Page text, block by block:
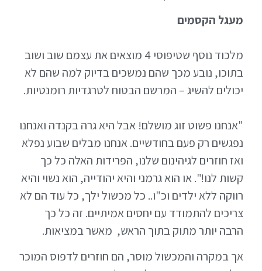
מעגל הקסמים
מלכוד נוסף שטיפוסי 4 מוצאים את עצמם שוב ושוב
בתוכו, נובע מכך שהם נמשכים בדיוק למה שהם לא
יכולים להשיג – המרשם הבטוח לטרגדיות רומנטיות.
"אנחנו פשוט זוג מושלם! אבל היא גרה בקנדה ואנחנו
נפגשים רק פעם בחודשיים. אנחנו מבלים שבוע נפלא
ואז חוזרים לגיהינום שלנו, הפרידות האלה כל כך
קשות לנו!". או הוא גרמני והיא יהודייה, הוא נשוי והיא
רווקה ללא ילדים וכ"ו.. כל מכשול ילך, כל עוד הם לא
צריכים להתמודד עם יחסים אמיתיים. זה כל כך
הרבה יותר מתוק בתוך הראש, מאשר במציאות.
אך במקרה והמכשול מוסר, הם חוזרים לדפוס המוכר